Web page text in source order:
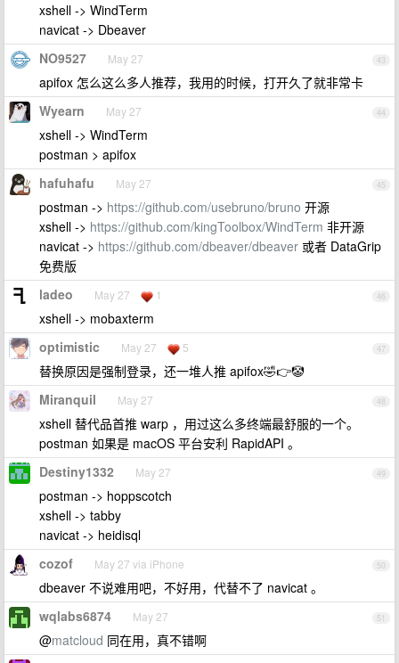
xshell -> WindTerm
navicat -> Dbeaver
43
NO9527 May 27
apifox 怎么这么多人推荐，我用的时候，打开久了就非常卡
44
Wyearn May 27
xshell -> WindTerm
postman > apifox
45
hafuhafu May 27
postman -> https://github.com/usebruno/bruno 开源
xshell -> https://github.com/kingToolbox/WindTerm 非开源
navicat -> https://github.com/dbeaver/dbeaver 或者 DataGrip
免费版
46
ladeo May 27 1
xshell -> mobaxterm
47
optimistic May 27 5
替换原因是强制登录，还一堆人推 apifox🤣👉🤡
48
Miranquil May 27
xshell 替代品首推 warp ，用过这么多终端最舒服的一个。
postman 如果是 macOS 平台安利 RapidAPI 。
49
Destiny1332 May 27
postman -> hoppscotch
xshell -> tabby
navicat -> heidisql
50
cozof May 27 via iPhone
dbeaver 不说难用吧，不好用，代替不了 navicat 。
51
wqlabs6874 May 27
@matcloud 同在用，真不错啊